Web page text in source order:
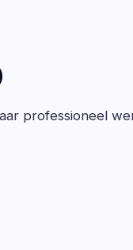
professioneel